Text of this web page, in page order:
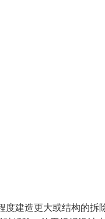
建造更大或结构的拆